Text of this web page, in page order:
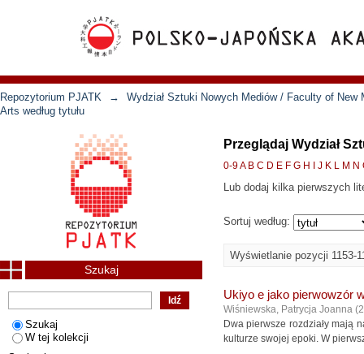
Repozytorium PJATK →
Wydział Sztuki Nowych Mediów / Faculty of New
Arts według tytułu
Przeglądaj Wydział
0-9A B C D E F G H J K L M N
Lub dodaj kilka pierwszych
Sortuj według:
Wyświetlanie pozycji 1153-
Ukiyo e jako pierwowzór
Wiśniewska, Patrycja Joanna (
Dwa pierwsze rozdziały mają
kulturze swojej epoki. W
Szukaj
Szukaj
W tej kolekcji